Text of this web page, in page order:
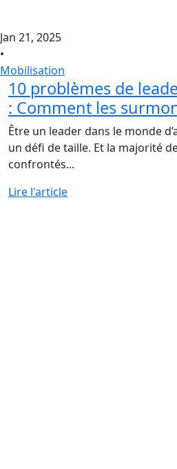
Jan 21, 2025
•
Mobilisation
10 problèmes de
: Comment les
Être un leader dans le monde
un défi de taille. Et la majorité
confrontés...
Lire l'article